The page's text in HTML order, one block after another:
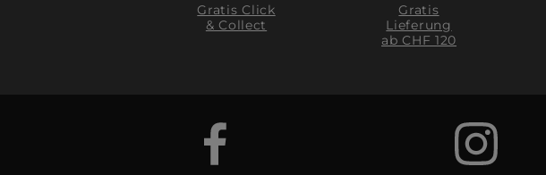
Gratis Click
& Collect
Gratis
Lieferung
ab CHF 120